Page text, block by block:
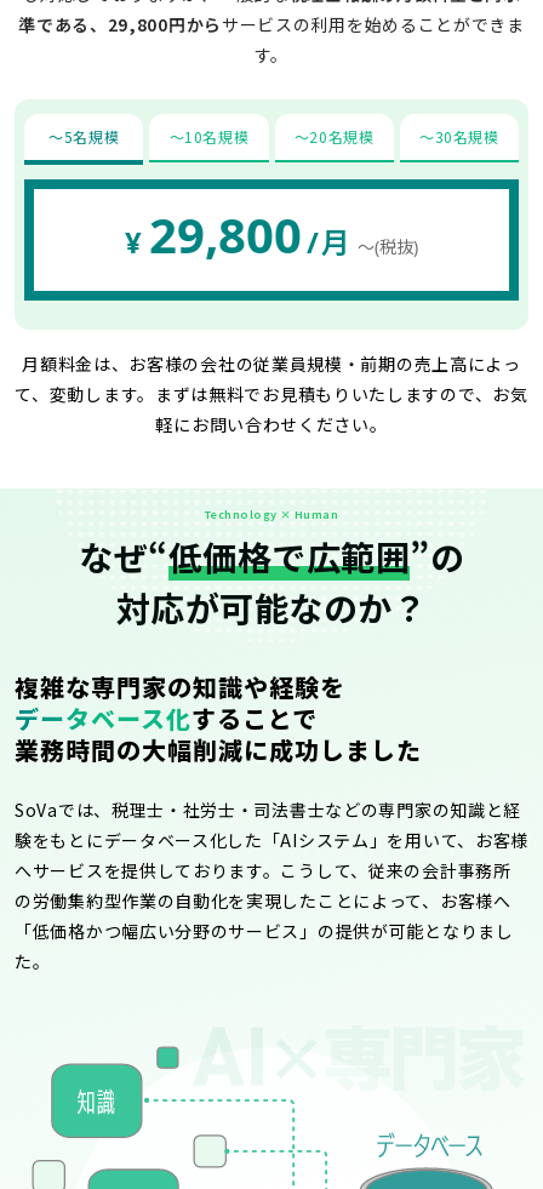
準である、29,800円から サービスの利用を始めることができま
す。
〜5名規模 〜10名規模 〜20名規模 〜30名規模
¥ 29,800/月 〜(税抜)
月額料金は、お客様の会社の従業員規模・前期の売上高によっ
て、変動します。 まずは無料でお見積もりいたしますので、お気
軽にお問い合わせください。
Technology × Human
なぜ“低価格で広範囲”の
対応が可能なのか？
複雑な専門家の知識や経験を
データベース化することで
業務時間の大幅削減に成功しました
SoVaでは、税理士・社労士・司法書士などの専門家の知識と経
験をもとにデータベース化した「AIシステム」を用いて、お客様
へサービスを提供しております。こうして、従来の会計事務所
の労働集約型作業の自動化を実現したことによって、お客様へ
「低価格かつ幅広い分野のサービス」の提供が可能となりまし
た。